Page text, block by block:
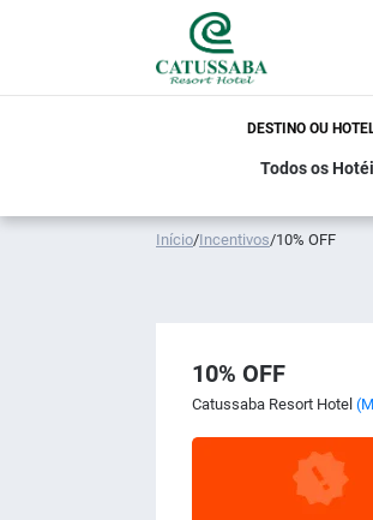
DESTINO OU
Início/Incentivos/10% OFF
10% OFF
Catussaba Resort Hotel